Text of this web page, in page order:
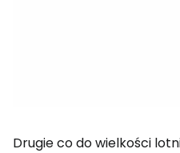
Drugie co do wielkości